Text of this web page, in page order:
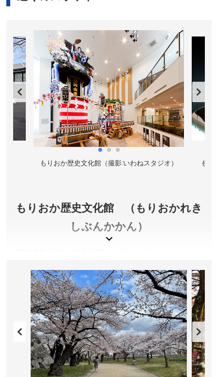
もりおか歴史文化館（撮影:いわねスタジオ） もり
もりおか歴史文化館 （もりおかれき
しぶんかかん）
するお祭りや、まち歩きを楽しめる情報を発信して
います。２階の歴史文化ゾーンでは盛岡藩主 南部
家の資料を中心に展示しており、江戸時代から現在
の盛岡の至る歩みをご紹介しています。ミュージア
ムショップも充実！
岩手県盛岡市
入館料／一般300円、高校生200円、小中学生100円